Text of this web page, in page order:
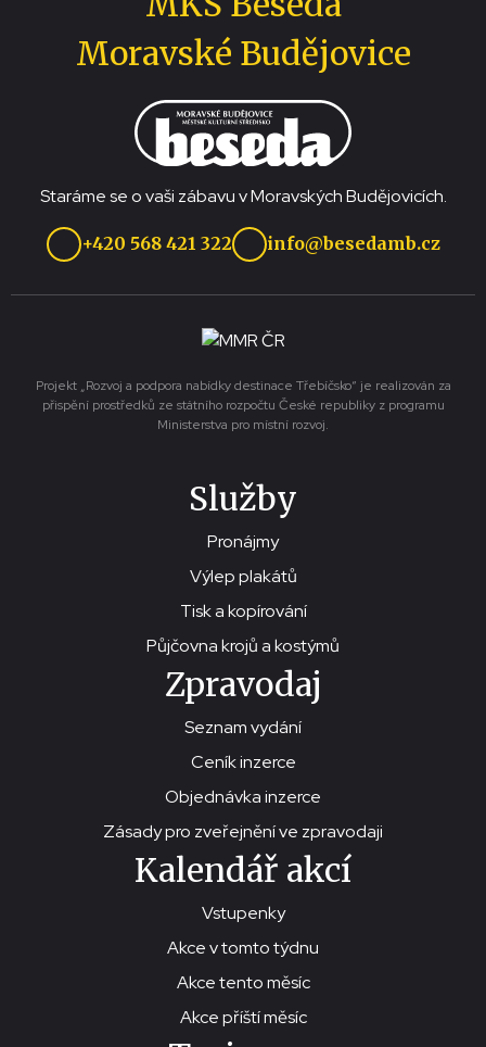
Moravské Budějovice
Staráme se o vaši zábavu v Moravských Budějovicích.
+420 568 421 322 info@besedamb.cz
Projekt „Rozvoj a podpora nabídky destinace Třebíčsko“ je realizován za
přispění prostředků ze státního rozpočtu České republiky z programu
Ministerstva pro místní rozvoj.
Služby
Pronájmy
Výlep plakátů
Tisk a kopírování
Půjčovna krojů a kostýmů
Zpravodaj
Seznam vydání
Ceník inzerce
Objednávka inzerce
Zásady pro zveřejnění ve zpravodaji
Kalendář akcí
Vstupenky
Akce v tomto týdnu
Akce tento měsíc
Akce příští měsíc